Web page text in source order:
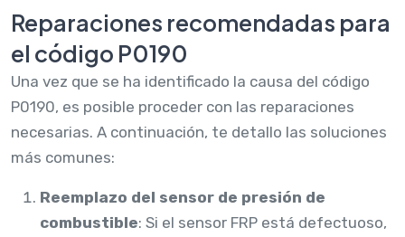
Reparaciones recomendadas para
el código P0190
Una vez que se ha identificado la causa del código
P0190, es posible proceder con las reparaciones
necesarias. A continuación, te detallo las soluciones
más comunes:
Reemplazo del sensor de presión de
combustible: Si el sensor FRP está defectuoso,